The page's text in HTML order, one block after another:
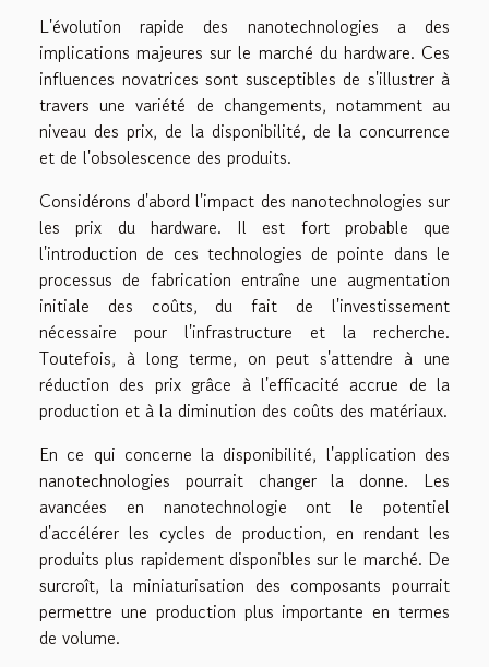
L'évolution rapide des nanotechnologies a des
implications majeures sur le marché du hardware. Ces
influences novatrices sont susceptibles de s'illustrer à
travers une variété de changements, notamment au
niveau des prix, de la disponibilité, de la concurrence
et de l'obsolescence des produits.
Considérons d'abord l'impact des nanotechnologies sur
les prix du hardware. Il est fort probable que
l'introduction de ces technologies de pointe dans le
processus de fabrication entraîne une augmentation
initiale des coûts, du fait de l'investissement
nécessaire pour l'infrastructure et la recherche.
Toutefois, à long terme, on peut s'attendre à une
réduction des prix grâce à l'efficacité accrue de la
production et à la diminution des coûts des matériaux.
En ce qui concerne la disponibilité, l'application des
nanotechnologies pourrait changer la donne. Les
avancées en nanotechnologie ont le potentiel
d'accélérer les cycles de production, en rendant les
produits plus rapidement disponibles sur le marché. De
surcroît, la miniaturisation des composants pourrait
permettre une production plus importante en termes
de volume.